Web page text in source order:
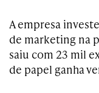
A empresa
de marketing na
saiu com 23 mil
de papel ganha